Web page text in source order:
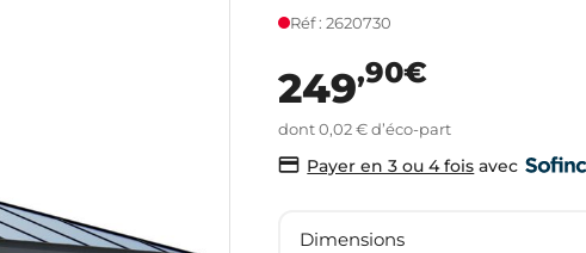
Réf : 2620730
249,90€
dont 0,02 € d’éco-part
Payer en 3 ou 4 fois avec
Dimensions